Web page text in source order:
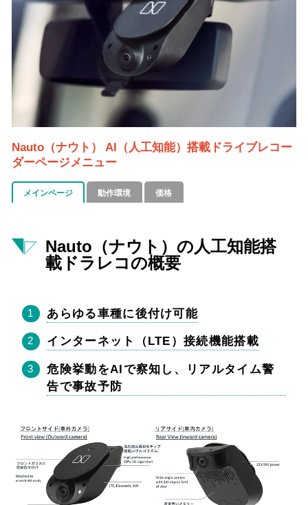
Nauto（ナウト） AI（人工知能）搭載ドライブレコー
ダーページメニュー
メインページ 動作環境 価格
Nauto（ナウト）の人工知能搭
載ドラレコの概要
あらゆる車種に後付け可能
インターネット（LTE）接続機能搭載
危険挙動をAIで察知し、リアルタイム警
告で事故予防